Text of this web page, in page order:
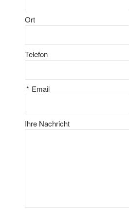
Ort
Telefon
Email
*
Ihre Nachricht